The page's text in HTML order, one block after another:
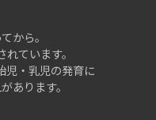
から。
ています。
児・乳児の発育に
あります。